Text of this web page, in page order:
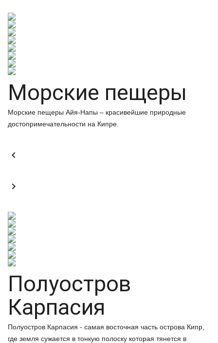
Морские пещеры
Морские пещеры Айя-Напы – красивейшие природные
достопримечательности на Кипре.


Полуостров
Карпасия
Полуостров Карпасия - самая восточная часть острова Кипр,
где земля сужается в тонкую полоску которая тянется в